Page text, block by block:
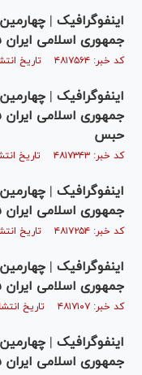
اینفوگرافیک |
جمهوری اسلامی ایران ۲۰۲۵؛ حقوق کودک
کد خبر: ۴۸۱۷۵۶۴ تاریخ انتشار : ۱۴۰۳/۱۱/۱۱
اینفوگرافیک |
حبس
کد خبر: ۴۸۱۷۳۴۳ تاریخ انتشار : ۱۴۰۳/۱۱/۱۰
اینفوگرافیک |
جمهوری اسلامی ایران ۲۰۲۵؛ حق زنان
کد خبر: ۴۸۱۷۲۵۴ تاریخ انتشار : ۱۴۰۳/۱۱/۰۹
اینفوگرافیک |
جمهوری اسلامی ایران ۲۰۲۵؛ آزادی عقیده، مذهب و اقلیت‌ها
کد خبر: ۴۸۱۷۱۰۷ تاریخ انتشار : ۱۴۰۳/۱۱/۰۸
اینفوگرافیک |
جمهوری اسلامی ایران ۲۰۲۵؛ حق آموزش